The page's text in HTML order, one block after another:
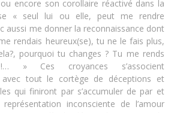
encore son corollaire réactivé dans la
« seul lui ou elle, peut me rendre
aussi me donner la reconnaissance dont
rendais heureux(se), tu ne le fais plus,
pourquoi tu changes ? Tu me rends
!… » Ces croyances s’associent
avec tout le cortège de déceptions et
qui finiront par s’accumuler de par et
inconsciente de l’amour